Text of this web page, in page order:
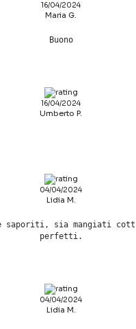
16/04/2024
Maria G.
Buono
16/04/2024
Umberto P.
04/04/2024
Lidia M.
sia mangiati
perfetti.
04/04/2024
Lidia M.